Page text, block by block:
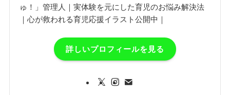
ゅ！」管理人｜実体験を元にした育児のお悩み解決法
｜心が救われる育児応援イラスト公開中｜
詳しいプロフィールを見る